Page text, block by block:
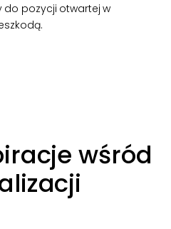
pozycji otwartej w
wśród